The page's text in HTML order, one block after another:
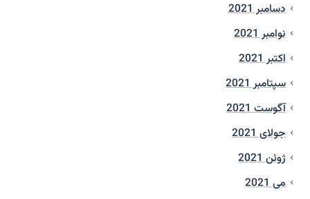
دسامبر 2021
نوامبر 2021
اکتبر 2021
سپتامبر 2021
آگوست 2021
جولای 2021
ژوئن 2021
می 2021